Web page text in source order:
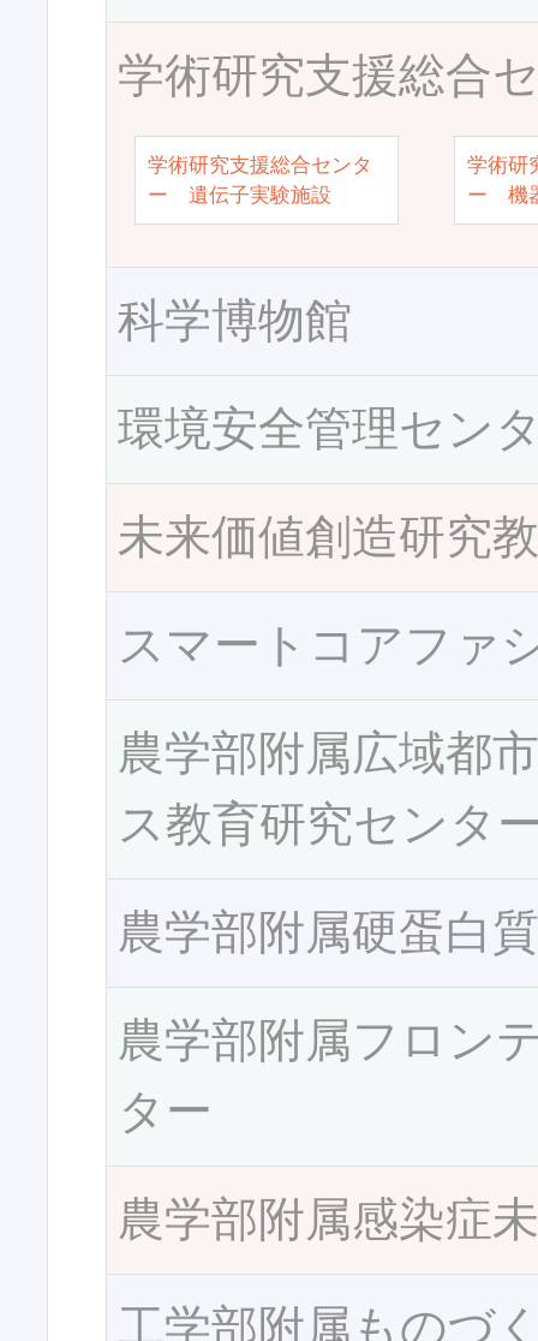
学術研究支援総合
学術研究支援総合センタ
ー 遺伝子実験施設
学術研
ー 機
科学博物館
環境安全管理セン
未来価値創造研究
スマートコアファ
農学部附属広域都
ス教育研究センタ
農学部附属硬蛋白
農学部附属フロン
ター
農学部附属感染症
工学部附属ものづ